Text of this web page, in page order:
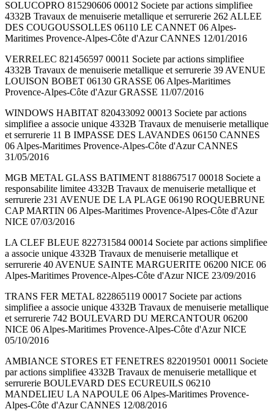
SOLUCOPRO 815290606 00012 Societe par actions simplifiee
4332B Travaux de menuiserie metallique et serrurerie 262 ALLEE
DES COUGOUSSOLLES 06110 LE CANNET 06 Alpes-
Maritimes Provence-Alpes-Côte d'Azur CANNES 12/01/2016
VERRELEC 821456597 00011 Societe par actions simplifiee
4332B Travaux de menuiserie metallique et serrurerie 39 AVENUE
LOUISON BOBET 06130 GRASSE 06 Alpes-Maritimes
Provence-Alpes-Côte d'Azur GRASSE 11/07/2016
WINDOWS HABITAT 820433092 00013 Societe par actions
simplifiee a associe unique 4332B Travaux de menuiserie metallique
et serrurerie 11 B IMPASSE DES LAVANDES 06150 CANNES
06 Alpes-Maritimes Provence-Alpes-Côte d'Azur CANNES
31/05/2016
MGB METAL GLASS BATIMENT 818867517 00018 Societe a
responsabilite limitee 4332B Travaux de menuiserie metallique et
serrurerie 231 AVENUE DE LA PLAGE 06190 ROQUEBRUNE
CAP MARTIN 06 Alpes-Maritimes Provence-Alpes-Côte d'Azur
NICE 07/03/2016
LA CLEF BLEUE 822731584 00014 Societe par actions simplifiee
a associe unique 4332B Travaux de menuiserie metallique et
serrurerie 40 AVENUE SAINTE MARGUERITE 06200 NICE 06
Alpes-Maritimes Provence-Alpes-Côte d'Azur NICE 23/09/2016
TRANS FER METAL 822865119 00017 Societe par actions
simplifiee a associe unique 4332B Travaux de menuiserie metallique
et serrurerie 742 BOULEVARD DU MERCANTOUR 06200
NICE 06 Alpes-Maritimes Provence-Alpes-Côte d'Azur NICE
05/10/2016
AMBIANCE STORES ET FENETRES 822019501 00011 Societe
par actions simplifiee 4332B Travaux de menuiserie metallique et
serrurerie BOULEVARD DES ECUREUILS 06210
MANDELIEU LA NAPOULE 06 Alpes-Maritimes Provence-
Alpes-Côte d'Azur CANNES 12/08/2016